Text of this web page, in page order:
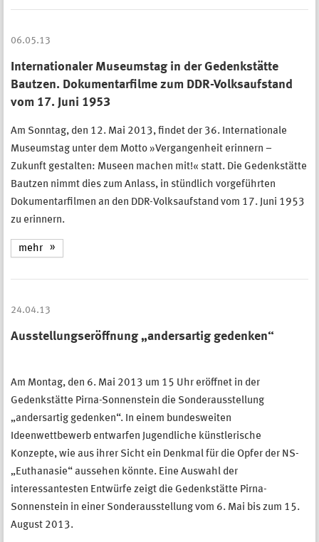
06.05.13
Internationaler Museumstag in der Gedenkstätte
Bautzen. Dokumentarfilme zum DDR-Volksaufstand
vom 17. Juni 1953
Am Sonntag, den 12. Mai 2013, findet der 36. Internationale
Museumstag unter dem Motto »Vergangenheit erinnern –
Zukunft gestalten: Museen machen mit!« statt. Die Gedenkstätte
Bautzen nimmt dies zum Anlass, in stündlich vorgeführten
Dokumentarfilmen an den DDR-Volksaufstand vom 17. Juni 1953
zu erinnern.
mehr
24.04.13
Ausstellungseröffnung „andersartig gedenken“
Am Montag, den 6. Mai 2013 um 15 Uhr eröffnet in der
Gedenkstätte Pirna-Sonnenstein die Sonderausstellung
„andersartig gedenken“. In einem bundesweiten
Ideenwettbewerb entwarfen Jugendliche künstlerische
Konzepte, wie aus ihrer Sicht ein Denkmal für die Opfer der NS-
„Euthanasie“ aussehen könnte. Eine Auswahl der
interessantesten Entwürfe zeigt die Gedenkstätte Pirna-
Sonnenstein in einer Sonderausstellung vom 6. Mai bis zum 15.
August 2013.